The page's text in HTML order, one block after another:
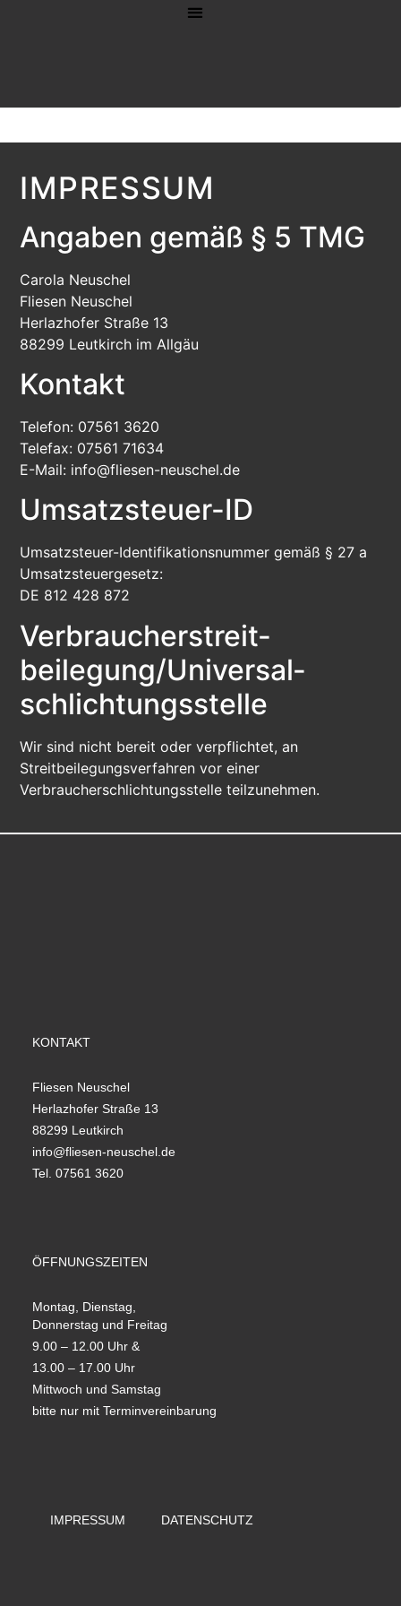
IMPRESSUM
IMPRESSUM
Angaben gemäß § 5 TMG
Carola Neuschel
Fliesen Neuschel
Herlazhofer Straße 13
88299 Leutkirch im Allgäu
Kontakt
Telefon: 07561 3620
Telefax: 07561 71634
E-Mail: info@fliesen-neuschel.de
Umsatzsteuer-ID
Umsatzsteuer-Identifikationsnummer gemäß § 27 a
Umsatzsteuergesetz:
DE 812 428 872
Verbraucher­streit­
beilegung/Universal­
schlichtungs­stelle
Wir sind nicht bereit oder verpflichtet, an
Streitbeilegungsverfahren vor einer
Verbraucherschlichtungsstelle teilzunehmen.
KONTAKT
Fliesen Neuschel
Herlazhofer Straße 13
88299 Leutkirch
info@fliesen-neuschel.de
Tel. 07561 3620
ÖFFNUNGSZEITEN
Montag, Dienstag,
Donnerstag und Freitag
9.00 – 12.00 Uhr &
13.00 – 17.00 Uhr
Mittwoch und Samstag
bitte nur mit Terminvereinbarung
IMPRESSUM DATENSCHUTZ